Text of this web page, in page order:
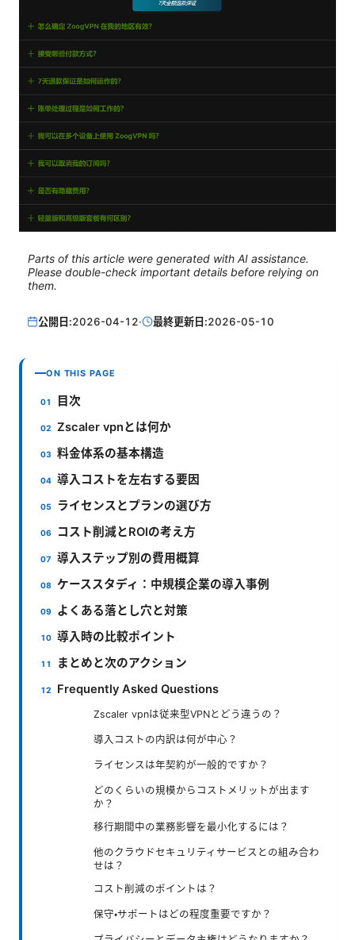
Parts of this article were generated with AI assistance.
Please double-check important details before relying on
them.
公開日:2026-04-12· 最終更新日:2026-05-10
ON THIS PAGE
目次
Zscaler vpnとは何か
料金体系の基本構造
導入コストを左右する要因
ライセンスとプランの選び方
コスト削減とROIの考え方
導入ステップ別の費用概算
ケーススタディ：中規模企業の導入事例
よくある落とし穴と対策
導入時の比較ポイント
まとめと次のアクション
Frequently Asked Questions
Zscaler vpnは従来型VPNとどう違うの？
導入コストの内訳は何が中心？
ライセンスは年契約が一般的ですか？
どのくらいの規模からコストメリットが出ます
か？
移行期間中の業務影響を最小化するには？
他のクラウドセキュリティサービスとの組み合わ
せは？
コスト削減のポイントは？
保守・サポートはどの程度重要ですか？